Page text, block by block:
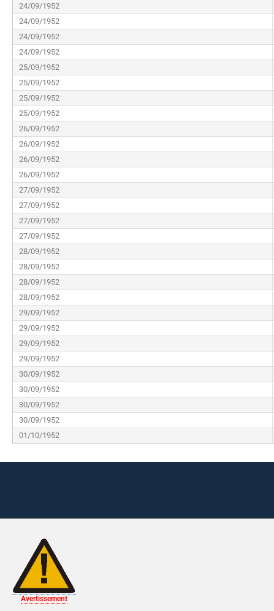
24/09/1952
24/09/1952
24/09/1952
24/09/1952
25/09/1952
25/09/1952
25/09/1952
25/09/1952
26/09/1952
26/09/1952
26/09/1952
26/09/1952
27/09/1952
27/09/1952
27/09/1952
27/09/1952
28/09/1952
28/09/1952
28/09/1952
28/09/1952
29/09/1952
29/09/1952
29/09/1952
29/09/1952
30/09/1952
30/09/1952
30/09/1952
30/09/1952
01/10/1952
Avertissement